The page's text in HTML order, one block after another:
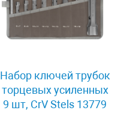
Набор ключей трубок
торцевых усиленных
9 шт, CrV Stels 13779